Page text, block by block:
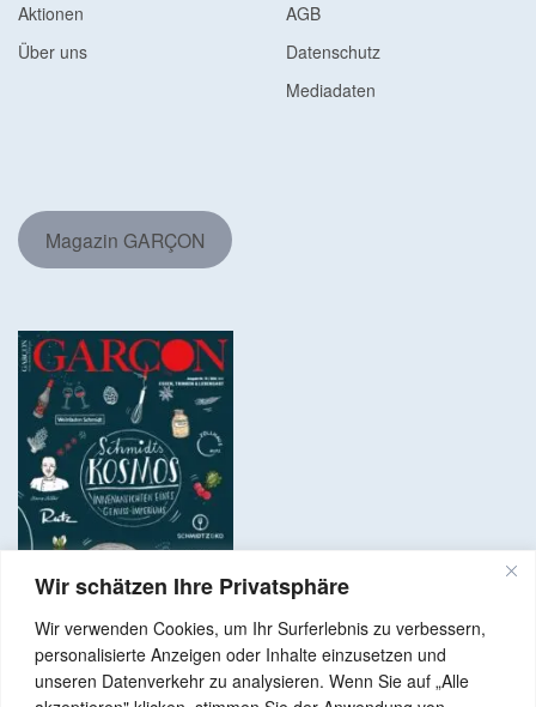
Wir schätzen Ihre Privatsphäre
Wir verwenden Cookies, um Ihr Surferlebnis zu verbessern,
personalisierte Anzeigen oder Inhalte einzusetzen und
unseren Datenverkehr zu analysieren. Wenn Sie auf „Alle
Aktionen
Über uns
AGB
Datenschutz
Mediadaten
Magazin GARÇON